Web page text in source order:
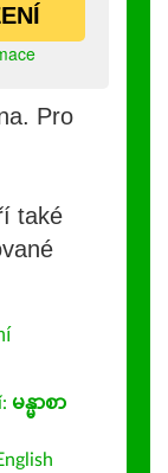
Pro
také
မန္မာစာ